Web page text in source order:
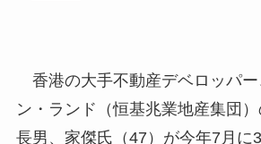
香港の大手不動産デベロッパー
ン・ランド（恒基兆業地産集団
長男、家傑氏（47）が今年7月に